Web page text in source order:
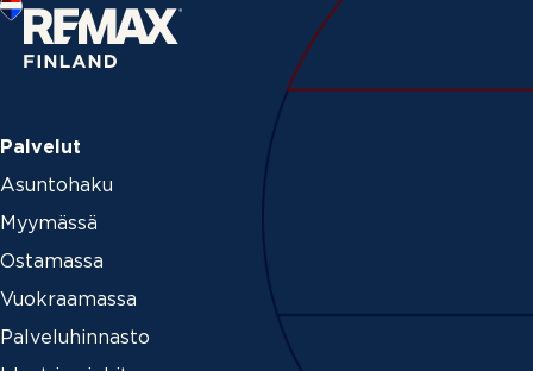
Palvelut
Asuntohaku
Myymässä
Ostamassa
Vuokraamassa
Palveluhinnasto